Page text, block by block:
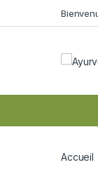
Accueil